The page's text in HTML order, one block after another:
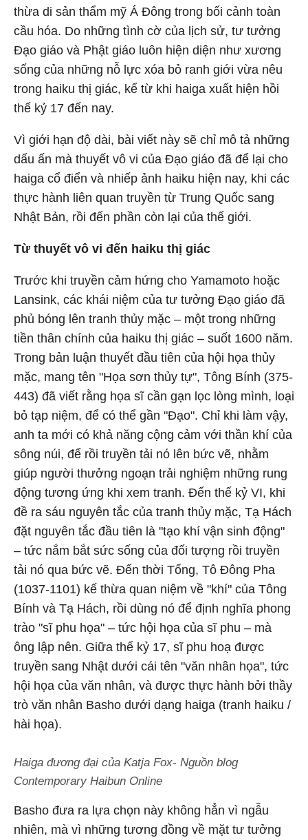
thừa di sản thẩm mỹ Á Đông trong bối cảnh toàn
cầu hóa. Do những tình cờ của lịch sử, tư tưởng
Đạo giáo và Phật giáo luôn hiện diện như xương
sống của những nỗ lực xóa bỏ ranh giới vừa nêu
trong haiku thị giác, kể từ khi haiga xuất hiện hồi
thế kỷ 17 đến nay.
Vì giới hạn độ dài, bài viết này sẽ chỉ mô tả những
dấu ấn mà thuyết vô vi của Đạo giáo đã để lại cho
haiga cổ điển và nhiếp ảnh haiku hiện nay, khi các
thực hành liên quan truyền từ Trung Quốc sang
Nhật Bản, rồi đến phần còn lại của thế giới.
Từ thuyết vô vi đến haiku thị giác
Trước khi truyền cảm hứng cho Yamamoto hoặc
Lansink, các khái niệm của tư tưởng Đạo giáo đã
phủ bóng lên tranh thủy mặc – một trong những
tiền thân chính của haiku thị giác – suốt 1600 năm.
Trong bản luận thuyết đầu tiên của hội họa thủy
mặc, mang tên "Họa sơn thủy tự", Tông Bính (375-
443) đã viết rằng họa sĩ cần gạn lọc lòng mình, loại
bỏ tạp niệm, để có thể gần "Đạo". Chỉ khi làm vậy,
anh ta mới có khả năng cộng cảm với thần khí của
sông núi, để rồi truyền tải nó lên bức vẽ, nhằm
giúp người thưởng ngoạn trải nghiệm những rung
động tương ứng khi xem tranh. Đến thế kỷ VI, khi
đề ra sáu nguyên tắc của tranh thủy mặc, Tạ Hách
đặt nguyên tắc đầu tiên là "tạo khí vận sinh động"
– tức nắm bắt sức sống của đối tượng rồi truyền
tải nó qua bức vẽ. Đến thời Tống, Tô Đông Pha
(1037-1101) kế thừa quan niệm về "khí" của Tông
Bính và Tạ Hách, rồi dùng nó để định nghĩa phong
trào "sĩ phu họa" – tức hội họa của sĩ phu – mà
ông lập nên. Giữa thế kỷ 17, sĩ phu hoạ được
truyền sang Nhật dưới cái tên "văn nhân họa", tức
hội họa của văn nhân, và được thực hành bởi thầy
trò văn nhân Basho dưới dạng haiga (tranh haiku /
hài họa).
Haiga đương đại của Katja Fox- Nguồn blog
Contemporary Haibun Online
Basho đưa ra lựa chọn này không hẳn vì ngẫu
nhiên, mà vì những tương đồng về mặt tư tưởng